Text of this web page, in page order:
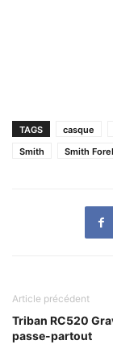
TAGS casque
Smith
Smith
Article précédent
Triban RC520
passe-partout